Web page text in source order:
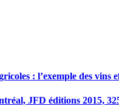
: l’exemple des vins
JFD éditions 2015,